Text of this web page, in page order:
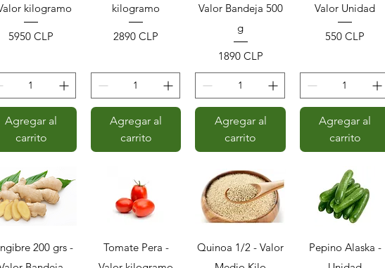
kilogramo
Precio
5950 CLP
Agregar al
carrito
kilogramo
Precio
2890 CLP
Agregar al
carrito
Valor Bandeja 500
g
Precio
1890 CLP
Agregar al
carrito
Valor Unidad
Precio
550 CLP
Agregar al
carrito
Vista rápida
200 grs -
Vista rápida
Tomate Pera -
Vista rápida
Quinoa 1/2 - Valor
Vista rápida
Pepino Alaska -